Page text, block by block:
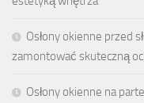
Osłony okienne przed
zamontować skuteczną
Osłony okienne na